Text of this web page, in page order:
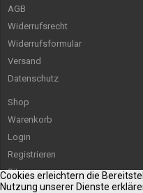
AGB
Widerrufsrecht
Widerrufsformular
Versand
Datenschutz
Shop
Warenkorb
Login
Registrieren
Sitemap
Cookies erleichtern die
Nutzung unserer Dienste